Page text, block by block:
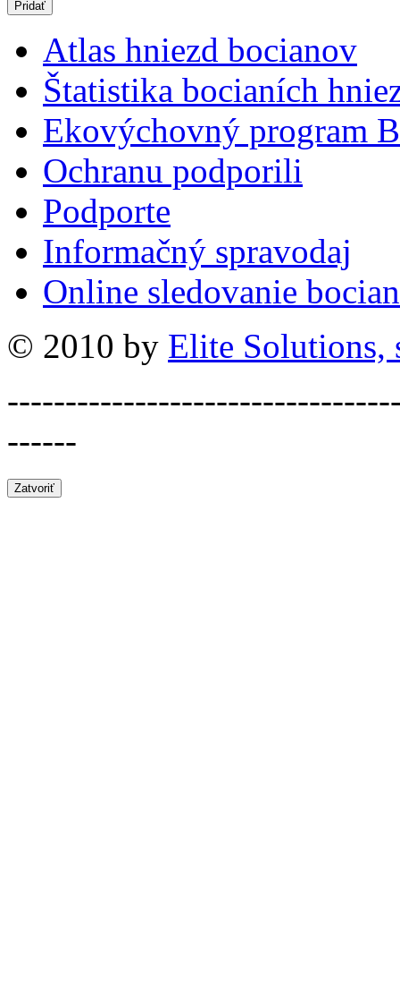
Atlas hniezd bocianov
Štatistika bocianích
Ekovýchovný program
Ochranu podporili
Podporte
Informačný spravodaj
Online sledovanie
© 2010 by Elite Solutions,
------